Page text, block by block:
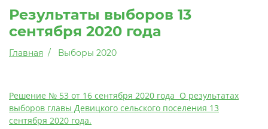
Результаты выборов 13
сентября 2020 года
Главная Выборы 2020
Решение № 53 от 16 сентября 2020 года О результатах
выборов главы Девицкого сельского поселения 13
сентября 2020 года.